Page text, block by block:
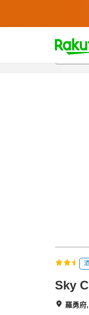
t
p
概覽房間
Sky
羅勇府